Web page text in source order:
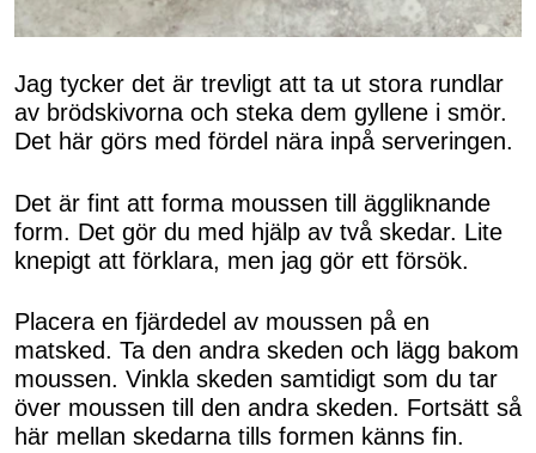
Jag tycker det är trevligt att ta ut stora rundlar
av brödskivorna och steka dem gyllene i smör.
Det här görs med fördel nära inpå serveringen.
Det är fint att forma moussen till äggliknande
form. Det gör du med hjälp av två skedar. Lite
knepigt att förklara, men jag gör ett försök.
Placera en fjärdedel av moussen på en
matsked. Ta den andra skeden och lägg bakom
moussen. Vinkla skeden samtidigt som du tar
över moussen till den andra skeden. Fortsätt så
här mellan skedarna tills formen känns fin.